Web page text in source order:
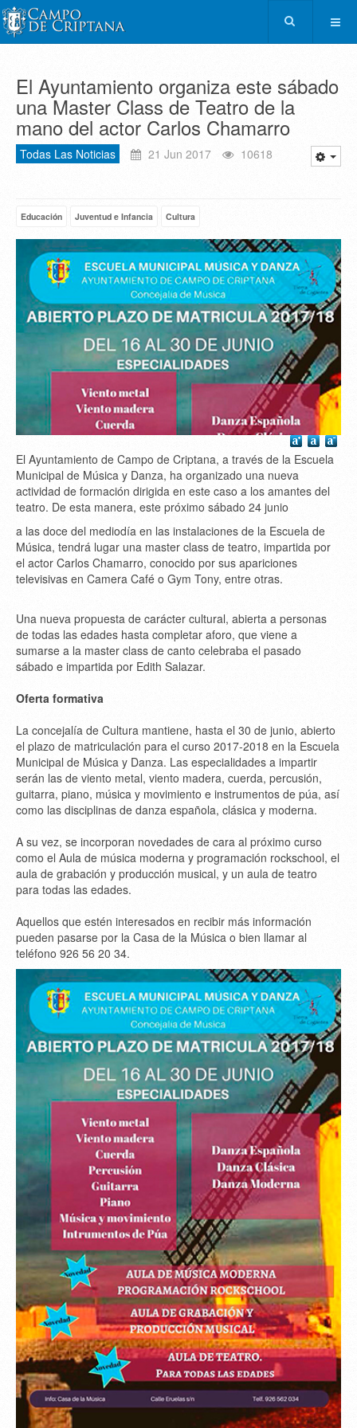
El Ayuntamiento organiza este sábado
una Master Class de Teatro de la
mano del actor Carlos Chamarro
Todas Las Noticias 21 Jun 2017 10618
Educación Juventud e Infancia Cultura
El Ayuntamiento de Campo de Criptana, a través de la Escuela
Municipal de Música y Danza, ha organizado una nueva
actividad de formación dirigida en este caso a los amantes del
teatro. De esta manera, este próximo sábado 24 junio
a las doce del mediodía en las instalaciones de la Escuela de
Música, tendrá lugar una master class de teatro, impartida por
el actor Carlos Chamarro, conocido por sus apariciones
televisivas en Camera Café o Gym Tony, entre otras.
Una nueva propuesta de carácter cultural, abierta a personas
de todas las edades hasta completar aforo, que viene a
sumarse a la master class de canto celebraba el pasado
sábado e impartida por Edith Salazar.
Oferta formativa
La concejalía de Cultura mantiene, hasta el 30 de junio, abierto
el plazo de matriculación para el curso 2017-2018 en la Escuela
Municipal de Música y Danza. Las especialidades a impartir
serán las de viento metal, viento madera, cuerda, percusión,
guitarra, piano, música y movimiento e instrumentos de púa, así
como las disciplinas de danza española, clásica y moderna.
A su vez, se incorporan novedades de cara al próximo curso
como el Aula de música moderna y programación rockschool, el
aula de grabación y producción musical, y un aula de teatro
para todas las edades.
Aquellos que estén interesados en recibir más información
pueden pasarse por la Casa de la Música o bien llamar al
teléfono 926 56 20 34.